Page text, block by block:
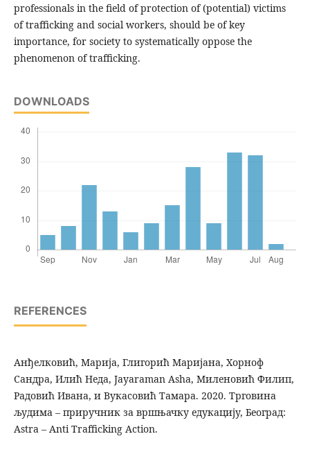
professionals in the field of protection of (potential) victims
of trafficking and social workers, should be of key
importance, for society to systematically oppose the
phenomenon of trafficking.
DOWNLOADS
REFERENCES
Анђелковић, Марија, Глигорић Маријана, Хорноф
Сандра, Илић Неда, Jayaraman Asha, Миленовић Филип,
Радовић Ивана, и Вукасовић Тамара. 2020. Трговина
људима – приручник за вршњачку едукацију, Београд:
Astra – Anti Trafficking Action.